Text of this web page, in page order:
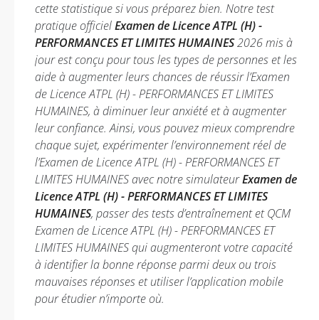
cette statistique si vous préparez bien. Notre test
pratique officielExamen de Licence ATPL (H) -
PERFORMANCES ET LIMITES HUMAINES2026 mis à
jour est conçu pour tous les types de personnes et les
aide à augmenter leurs chances de réussir l’Examen
de Licence ATPL (H) - PERFORMANCES ET LIMITES
HUMAINES, à diminuer leur anxiété et à augmenter
leur confiance. Ainsi, vous pouvez mieux comprendre
chaque sujet, expérimenter l’environnement réel de
l’Examen de Licence ATPL (H) - PERFORMANCES ET
LIMITES HUMAINES avec notre simulateurExamen de
Licence ATPL (H) - PERFORMANCES ET LIMITES
HUMAINES, passer des tests d’entraînement et QCM
Examen de Licence ATPL (H) - PERFORMANCES ET
LIMITES HUMAINES qui augmenteront votre capacité
à identifier la bonne réponse parmi deux ou trois
mauvaises réponses et utiliser l’application mobile
pour étudier n’importe où.